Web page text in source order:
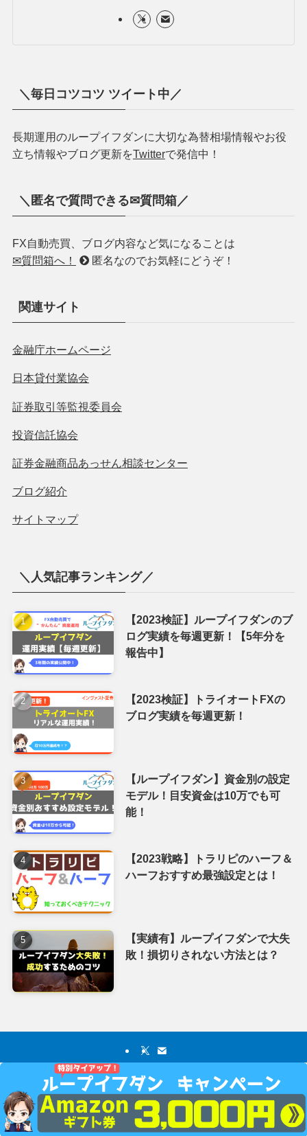
＼毎日コツコツ ツイート中／
長期運用のループイフダンに大切な為替相場情報やお役
立ち情報やブログ更新をTwitterで発信中！
＼匿名で質問できる✉質問箱／
FX自動売買、ブログ内容など気になることは
✉質問箱へ！
匿名なのでお気軽にどうぞ！
関連サイト
金融庁ホームページ
日本貸付業協会
証券取引等監視委員会
投資信託協会
証券金融商品あっせん相談センター
ブログ紹介
サイトマップ
＼人気記事ランキング／
【2023検証】ループイフダンのブ
ログ実績を毎週更新！【5年分を
報告中】
【2023検証】トライオートFXの
ブログ実績を毎週更新！
【ループイフダン】資金別の設定
モデル！目安資金は10万でも可
能！
【2023戦略】トラリピのハーフ＆
ハーフおすすめ最強設定とは！
【実績有】ループイフダンで大失
敗！損切りされない方法とは？
ホーム サイトマップ
免責事項・プライバシーポリシー
お問い合わせ
コツコツアセット.